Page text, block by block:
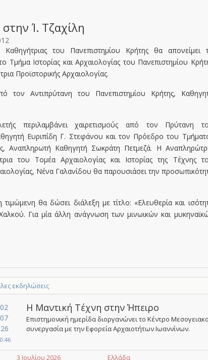
Ί. Τζαχίλη
του Πανεπιστημίου Κρήτης θα απονείμει
Τμήμα Ιστορίας και Αρχαιολογίας του Πανεπιστημίου
Προϊστορικής Αρχαιολογίας.
τον Αντιπρύτανη του Πανεπιστημίου Κρήτης,
περιλαμβάνει χαιρετισμούς από τον Πρύτανη
Ευριπίδη Γ. Στεφάνου και τον Πρόεδρο του
Αναπληρωτή Καθηγητή Σωκράτη Πετμεζά. Η
του Τομέα Αρχαιολογίας και Ιστορίας της Τέχνης
Νένα Γαλανίδου θα παρουσιάσει την
τιμώμενη θα δώσει διάλεξη με τίτλο: «Eλευθερία και
Για μία άλλη ανάγνωση των μινωικών και
εκδηλώσεις
02
07
'26
Η Μαντική Τέχνη στην Ήπειρο
Επιστημονική ημερίδα διοργανώνει το Κέντρο
συνεργασία με την Εφορεία Αρχαιοτήτων Ιωαννίνων.
3 Ιουλίου 2026 Ελλάδα